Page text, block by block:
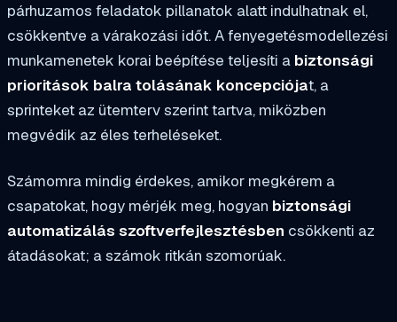
párhuzamos feladatok pillanatok alatt indulhatnak el,
csökkentve a várakozási időt. A fenyegetésmodellezési
munkamenetek korai beépítése teljesíti a biztonsági
prioritások balra tolásának koncepciójat, a
sprinteket az ütemterv szerint tartva, miközben
megvédik az éles terheléseket.
Számomra mindig érdekes, amikor megkérem a
csapatokat, hogy mérjék meg, hogyan biztonsági
automatizálás szoftverfejlesztésben csökkenti az
átadásokat; a számok ritkán szomorúak.